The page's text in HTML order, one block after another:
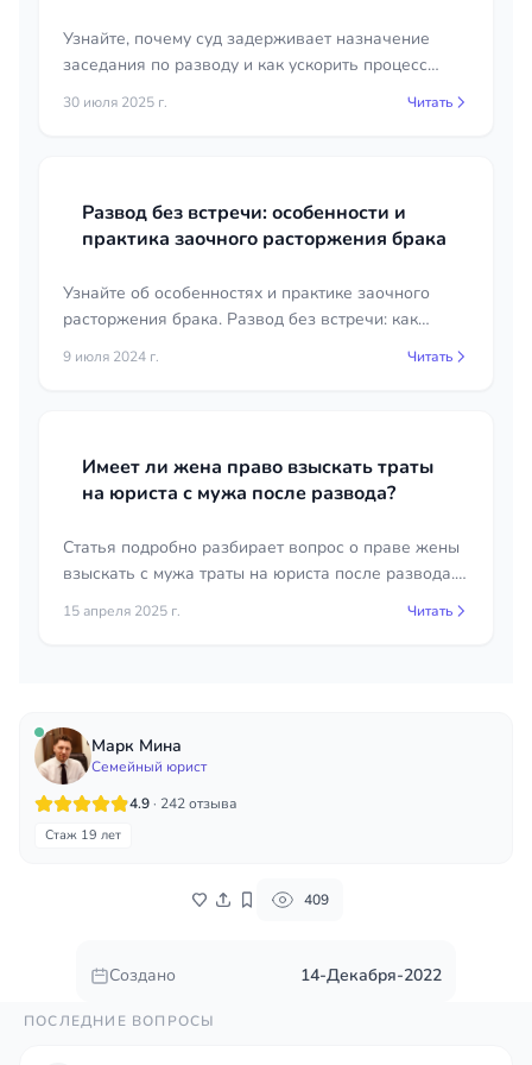
Марк Мина
Семейный юрист
4.9· 242 отзыва
Стаж 19 лет
409
Создано 14-Декабря-2022
Узнайте, почему суд задерживает назначение
заседания по разводу и как ускорить процесс
30 июля 2025 г. Читать
Развод без встречи: особенности и
практика заочного расторжения брака
Узнайте об особенностях и практике заочного
расторжения брака. Развод без встречи: как
9 июля 2024 г. Читать
Имеет ли жена право взыскать траты
на юриста с мужа после развода?
Статья подробно разбирает вопрос о праве жены
взыскать с мужа траты на юриста после развода.
15 апреля 2025 г. Читать
ПОСЛЕДНИЕ ВОПРОСЫ